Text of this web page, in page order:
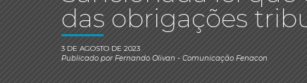
das obrigações
3 DE AGOSTO DE 2023
Publicado porFernando Olivan- Comunicação Fenacon